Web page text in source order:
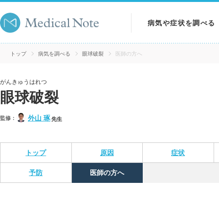
病気や症状を調べる
病気を調べる
トップ 病気を調べる 眼球破裂 医師の方へ
がんきゅうはれつ
眼球破裂
監修： 外山 琢先生
トップ 原因 症状
予防 医師の方へ